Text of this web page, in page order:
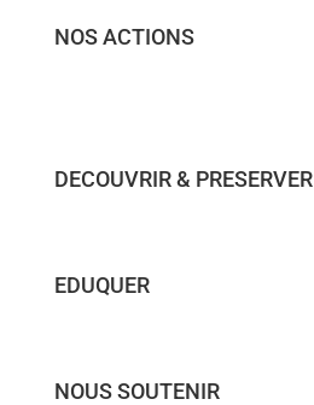
NOS ACTIONS
DECOUVRIR & PRESERVER
EDUQUER
NOUS SOUTENIR